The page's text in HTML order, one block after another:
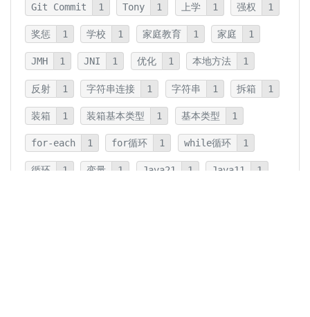
Git Commit 1 Tony 1 上学 1 强权 1
奖惩 1 学校 1 家庭教育 1 家庭 1
JMH 1 JNI 1 优化 1 本地方法 1
反射 1 字符串连接 1 字符串 1 拆箱 1
装箱 1 装箱基本类型 1 基本类型 1
for-each 1 for循环 1 while循环 1
循环 1 变量 1 Java21 1 Java11 1